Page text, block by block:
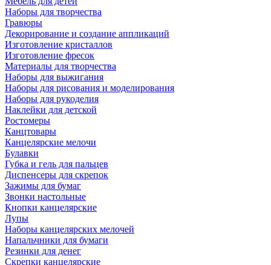
Наборы для творчества
Гравюры
Декорирование и создание аппликаций
Изготовление кристаллов
Изготовление фресок
Материалы для творчества
Наборы для выжигания
Наборы для рисования и моделирования
Наборы для рукоделия
Наклейки для детской
Ростомеры
Канцтовары
Канцелярские мелочи
Булавки
Губка и гель для пальцев
Диспенсеры для скрепок
Зажимы для бумаг
Звонки настольные
Кнопки канцелярские
Лупы
Наборы канцелярских мелочей
Напальчники для бумаги
Резинки для денег
Скрепки канцелярские